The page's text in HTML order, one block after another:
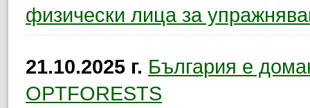
физически лица за
21.10.2025 г. България е
OPTFORESTS